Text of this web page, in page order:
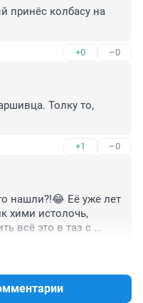
принёс колбасу на
+0 –0
Толку то,
+1 –0
нашли?!😂 Её уже лет
хими истолочь,
всё это в таз с
колбасой.Хлеб,
- это всего